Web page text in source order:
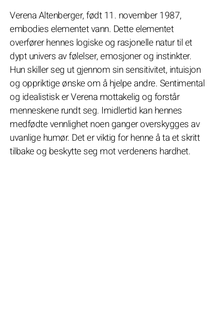
Verena Altenberger, født 11. november 1987,
embodies elementet vann. Dette elementet
overfører hennes logiske og rasjonelle natur til et
dypt univers av følelser, emosjoner og instinkter.
Hun skiller seg ut gjennom sin sensitivitet, intuisjon
og oppriktige ønske om å hjelpe andre. Sentimental
og idealistisk er Verena mottakelig og forstår
menneskene rundt seg. Imidlertid kan hennes
medfødte vennlighet noen ganger overskygges av
uvanlige humør. Det er viktig for henne å ta et skritt
tilbake og beskytte seg mot verdenens hardhet.